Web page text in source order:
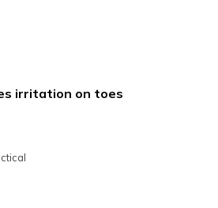
true to size
are for Wearing
irritation on toes